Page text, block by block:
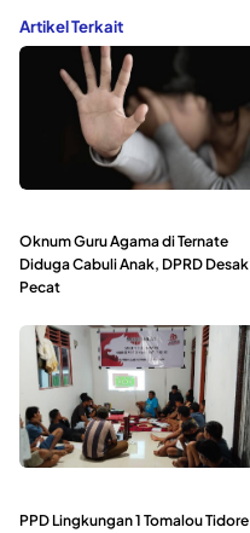
Artikel Terkait
Oknum Guru Agama di Ternate
Diduga Cabuli Anak, DPRD Desak
Pecat
PPD Lingkungan 1 Tomalou Tidore